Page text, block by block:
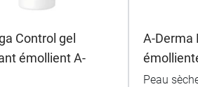
Control gel
émollient A-
A-Derma
Peau